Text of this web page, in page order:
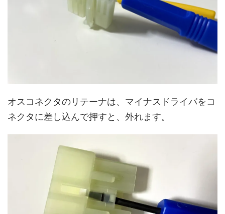
オスコネクタのリテーナは、マイナスドライバをコ
ネクタに差し込んで押すと、外れます。